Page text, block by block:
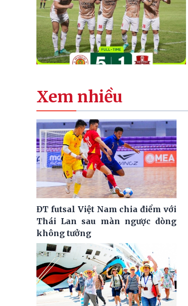
Xem nhiều
ĐT futsal Việt Nam chia điểm với
Thái Lan sau màn ngược dòng
không tưởng